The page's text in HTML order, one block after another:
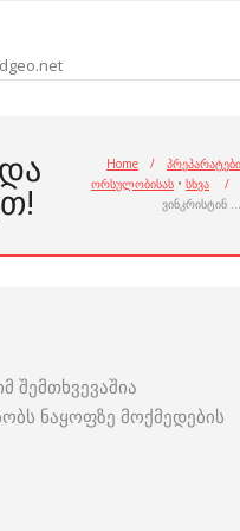
Home /
პრეპარატები
ორსულობისას • სხვა
/
ვინკრისტინ …
შემთხვევაშია
ნაყოფზე მოქმედების